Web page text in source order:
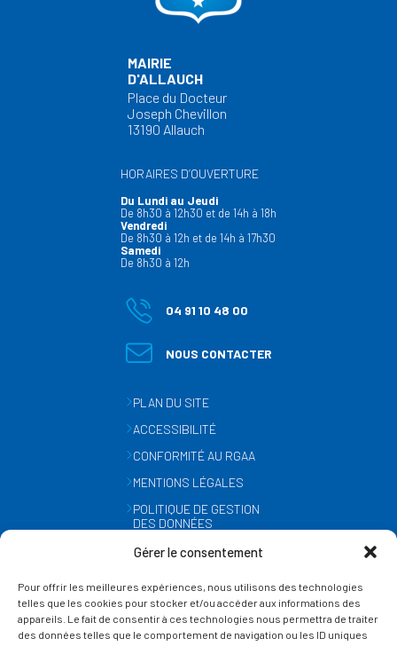
Gérer le consentement
Pour offrir les meilleures expériences, nous utilisons des technologies
telles que les cookies pour stocker et/ou accéder aux informations des
appareils. Le fait de consentir à ces technologies nous permettra de traiter
des données telles que le comportement de navigation ou les ID uniques
MAIRIE
D'ALLAUCH
Place du Docteur
Joseph Chevillon
13190 Allauch
HORAIRES D’OUVERTURE
Du Lundi au Jeudi
De 8h30 à 12h30 et de 14h à 18h
Vendredi
De 8h30 à 12h et de 14h à 17h30
Samedi
De 8h30 à 12h
04 91 10 48 00
NOUS CONTACTER
PLAN DU SITE
ACCESSIBILITÉ
CONFORMITÉ AU RGAA
MENTIONS LÉGALES
POLITIQUE DE GESTION
DES DONNÉES
GESTION DES COOKIES